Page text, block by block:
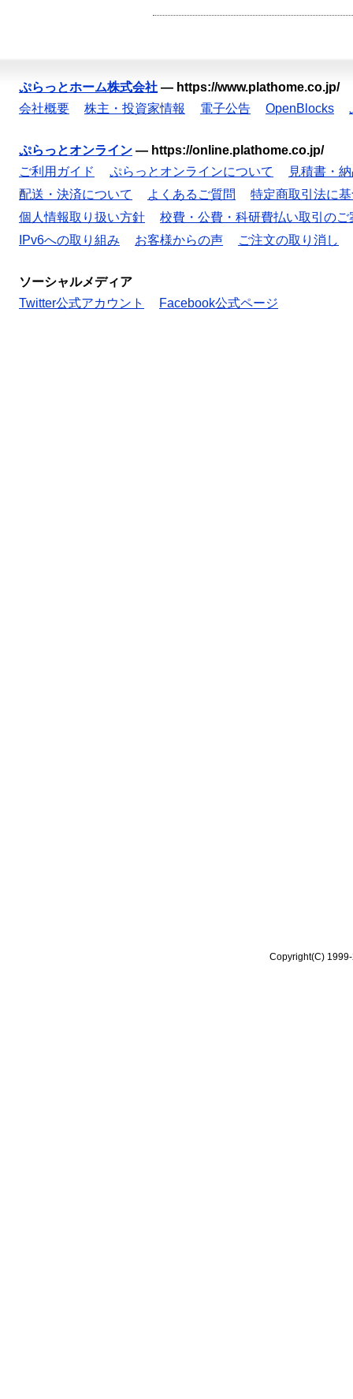
ぷらっとホーム株式会社 — https://www.plathome.co.jp/
会社概要
株主・投資家情報 電子公告 OpenBlocks
ぷらっとオンライン — https://online.plathome.co.jp/
ご利用ガイド
ぷらっとオンラインについて
見積書・
配送・決済について
よくあるご質問
特定商取引法に
個人情報取り扱い方針
校費・公費・科研費払い取引のご
IPv6への取り組み
お客様からの声 ご注文の取り消し
ソーシャルメディア
Twitter公式アカウント
Facebook公式ページ
Copyright(C)